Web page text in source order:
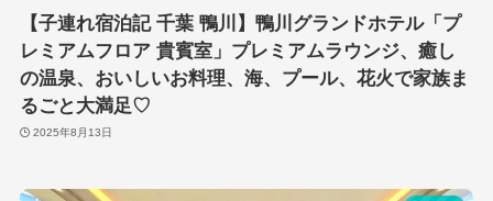
【子連れ宿泊記 千葉 鴨川】鴨川グランドホテル「プ
レミアムフロア 貴賓室」プレミアムラウンジ、癒し
の温泉、おいしいお料理、海、プール、花火で家族ま
るごと大満足♡
2025年8月13日